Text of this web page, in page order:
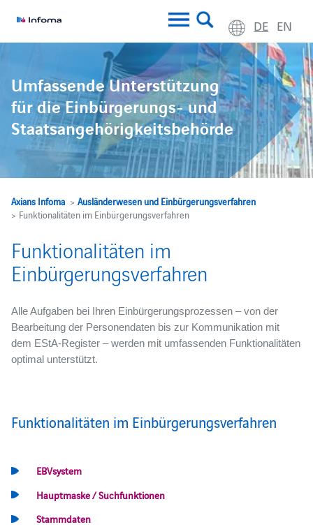
DE EN
Umfassende Unterstützung
für die Einbürgerungs- und
Staatsangehörigkeitsbehörde
Axians Infoma> Ausländerwesen und Einbürgerungsverfahren
> Funktionalitäten im Einbürgerungsverfahren
Funktionalitäten im
Einbürgerungsverfahren
Alle Aufgaben bei Ihren Einbürgerungsprozessen – von der
Bearbeitung der Personendaten bis zur Kommunikation mit
dem EStA-Register – werden mit umfassenden Funktionalitäten
optimal unterstützt.
Funktionalitäten im Einbürgerungsverfahren
EBVsystem
Hauptmaske / Suchfunktionen
Stammdaten